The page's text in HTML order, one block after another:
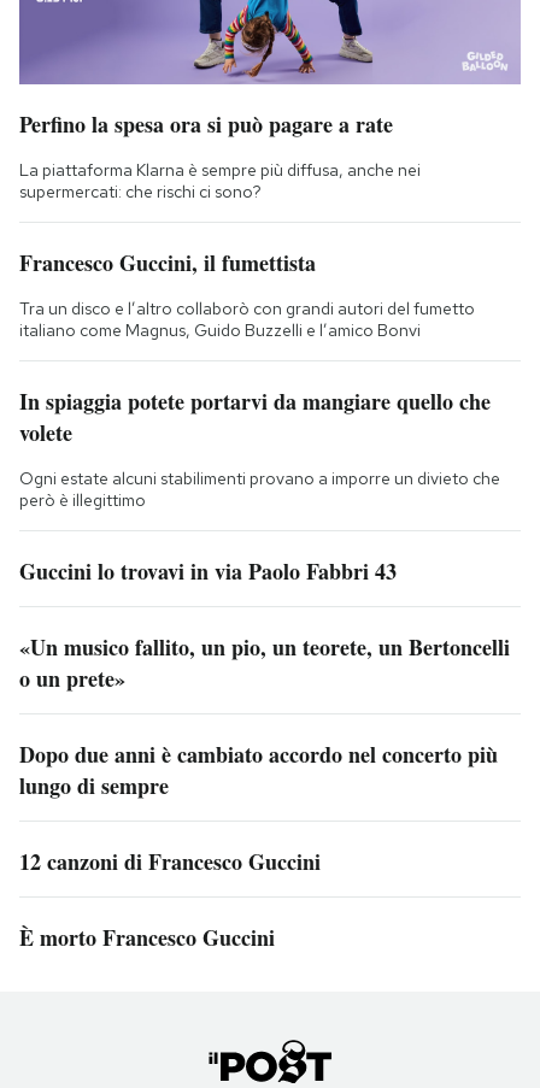
Perfino la spesa ora si può pagare a rate
La piattaforma Klarna è sempre più diffusa, anche nei
supermercati: che rischi ci sono?
Francesco Guccini, il fumettista
Tra un disco e l’altro collaborò con grandi autori del fumetto
italiano come Magnus, Guido Buzzelli e l’amico Bonvi
In spiaggia potete portarvi da mangiare quello che
volete
Ogni estate alcuni stabilimenti provano a imporre un divieto che
però è illegittimo
Guccini lo trovavi in via Paolo Fabbri 43
«Un musico fallito, un pio, un teorete, un Bertoncelli
o un prete»
Dopo due anni è cambiato accordo nel concerto più
lungo di sempre
12 canzoni di Francesco Guccini
È morto Francesco Guccini